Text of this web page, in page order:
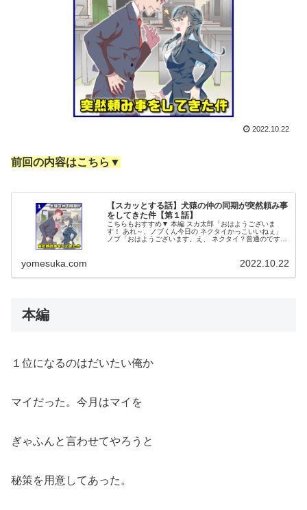
2022.10.22
前回の内容はこちら▼
【スカッとする話】犬猿の仲の同期が突然頼み事
をしてきた件【第１話】
こちらもおすすめ▼ 本編 スカ太郎「おはようございま
す！ あれ～、ノブくん今日の ネクタイかっこいいねぇ」
ノブ「おはようございます。え、 ネクタイ？普通のですけ
yomesuka.com 2022.10.22
本編
１位になるのはだいたい俺か
マイだった。今月はマイを
ぎゃふんと言わせてやろうと
秘策を用意してあった。